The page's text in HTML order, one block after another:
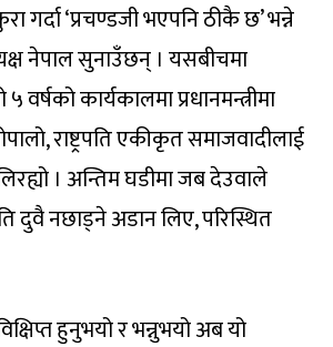
‘प्रचण्डजी भएपनि ठीकै छ’ भन्ने
नेपाल सुनाउँछन् । यसबीचमा
वर्षको कार्यकालमा प्रधानमन्त्रीमा
राष्ट्रपति एकीकृत समाजवादीलाई
। अन्तिम घडीमा जब देउवाले
दुवै नछाड्ने अडान लिए, परिस्थित
हुनुभयो र भन्नुभयो अब यो